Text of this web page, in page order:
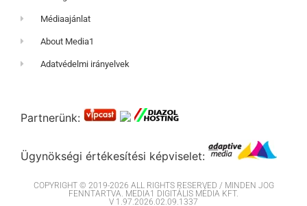
Médiaajánlat
About Media1
Adatvédelmi irányelvek
Partnerünk:
Ügynökségi értékesítési képviselet:
COPYRIGHT © 2019-2026 ALL RIGHTS RESERVED / MINDEN JOG
FENNTARTVA. MEDIA1 DIGITÁLIS MÉDIA KFT.
V 1.97.2026.02.09.1337